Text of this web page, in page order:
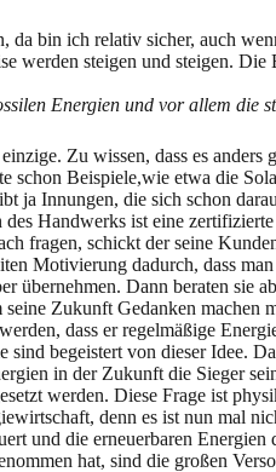
da bin ich relativ sicher, auch
werden steigen und steigen.
Energien und vor allem die
Zu wissen, dass es
schon Beispiele,wie etwa die
ja Innungen, die sich schon
Handwerks ist eine
fragen, schickt der seine
Motivierung dadurch, dass
übernehmen. Dann beraten sie
seine Zukunft Gedanken
dass er regelmäßige
sind begeistert von dieser Idee.
in der Zukunft die Sieger
werden. Diese Frage ist
denn es ist nun mal
und die erneuerbaren
hat, sind die großen